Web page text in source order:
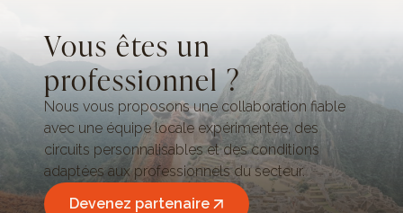
Vous êtes un
professionnel ?
Nous vous proposons une collaboration fiable
avec une équipe locale expérimentée, des
circuits personnalisables et des conditions
adaptées aux professionnels du secteur.
Devenez partenaire